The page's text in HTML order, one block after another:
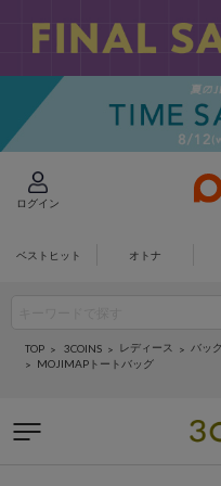
ログイン
ベストヒット オトナ
TOP 3COINS レディース バッ
MOJIMAPトートバッグ